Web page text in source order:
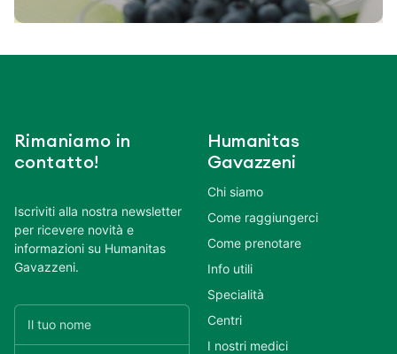
Rimaniamo in
contatto!
Iscriviti alla nostra newsletter
per ricevere novità e
informazioni su Humanitas
Gavazzeni.
Humanitas
Gavazzeni
Chi siamo
Come raggiungerci
Come prenotare
Info utili
Specialità
Centri
I nostri medici